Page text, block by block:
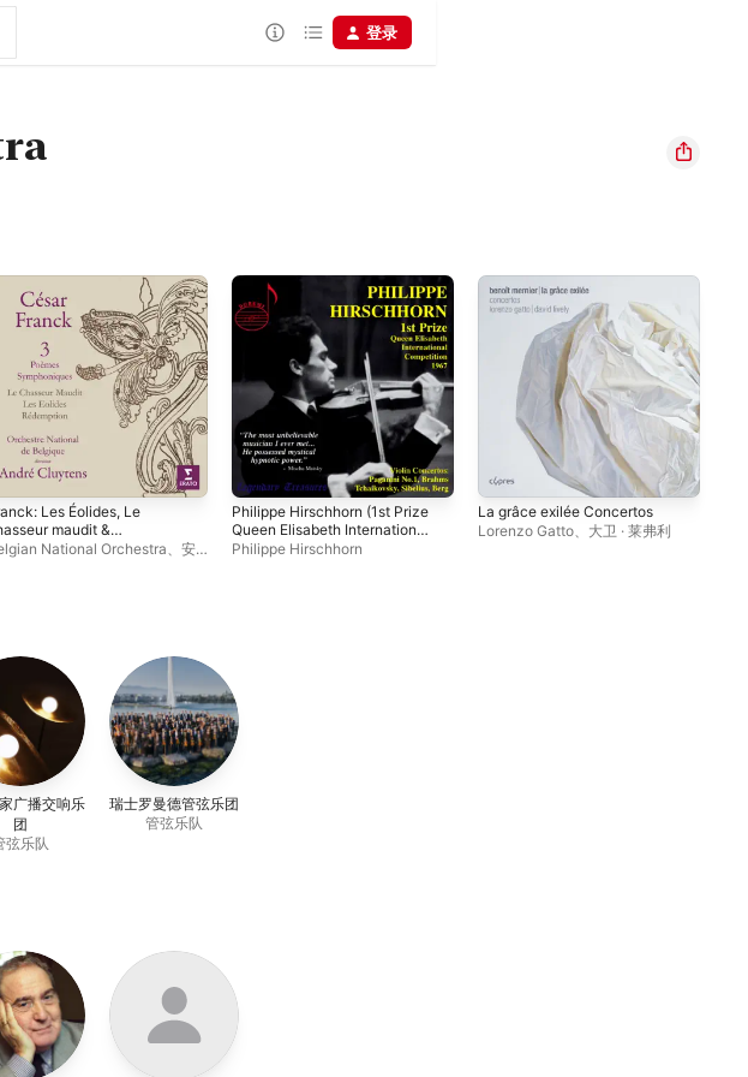
登录
Les Éolides, Le
maudit &
National Orchestra
安
Philippe Hirschhorn (1st Prize
Queen Elisabeth International
Competition 1967) [Live]
Philippe Hirschhorn
La grâce exilée Concertos
Lorenzo Gatto
大卫 · 莱弗利
广播交响乐
团
弦乐队
瑞士罗曼德管弦乐团
管弦乐队